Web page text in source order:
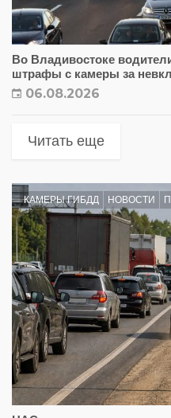
Во Владивостоке
штрафы с камеры за
06.08.2026
Читать еще
КАМЕРЫ ГИБДД НОВОСТИ